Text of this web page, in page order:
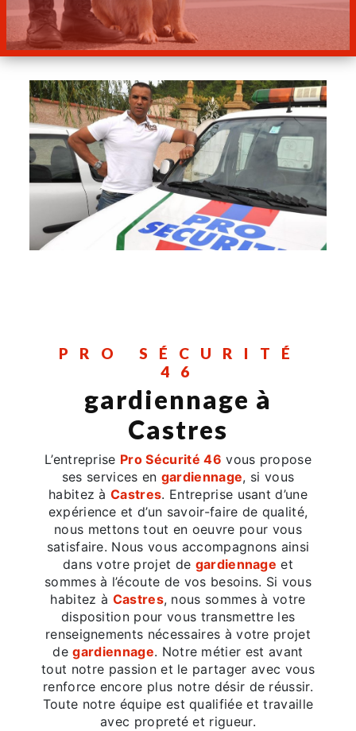
PRO SÉCURITÉ
46
gardiennage à
Castres
L’entreprise Pro Sécurité 46 vous propose
ses services en gardiennage, si vous
habitez àCastres. Entreprise usant d’une
expérience et d’un savoir-faire de qualité,
nous mettons tout en oeuvre pour vous
satisfaire. Nous vous accompagnons ainsi
dans votre projet de gardiennage et
sommes à l’écoute de vos besoins. Si vous
habitez à Castres, nous sommes à votre
disposition pour vous transmettre les
renseignements nécessaires à votre projet
degardiennage. Notre métier est avant
tout notre passion et le partager avec vous
renforce encore plus notre désir de réussir.
Toute notre équipe est qualifiée et travaille
avec propreté et rigueur.